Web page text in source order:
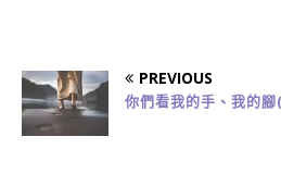
PREVIOUS
你們看我的手、我的